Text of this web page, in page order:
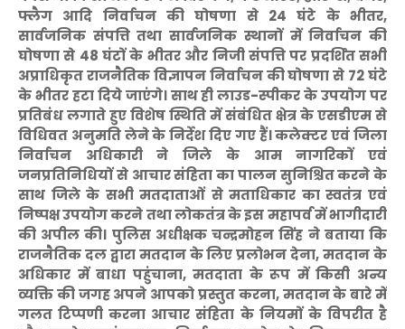
फ्लैग आदि निर्वाचन की घोषणा से 24 घंटे के भीतर,
सार्वजनिक संपत्ति तथा सार्वजनिक स्थानों में निर्वाचन की
घोषणा से 48 घंटों के भीतर और निजी संपत्ति पर प्रदर्शित सभी
अप्राधिकृत राजनैतिक विज्ञापन निर्वाचन की घोषणा से 72 घंटे
के भीतर हटा दिये जाएंगे। साथ ही लाउड-स्पीकर के उपयोग पर
प्रतिबंध लगाते हुए विशेष स्थिति में संबंधित क्षेत्र के एसडीएम से
विधिवत अनुमति लेने के निर्देश दिए गए हैं। कलेक्टर एवं जिला
निर्वाचन अधिकारी ने जिले के आम नागरिकों एवं
जनप्रतिनिधियों से आचार संहिता का पालन सुनिश्चित करने के
साथ जिले के सभी मतदाताओं से मताधिकार का स्वतंत्र एवं
निष्पक्ष उपयोग करने तथा लोकतंत्र के इस महापर्व में भागीदारी
की अपील की। पुलिस अधीक्षक चन्द्रमोहन सिंह ने बताया कि
राजनैतिक दल द्वारा मतदान के लिए प्रलोभन देना, मतदान के
अधिकार में बाधा पहुंचाना, मतदाता के रूप में किसी अन्य
व्यक्ति की जगह अपने आपको प्रस्तुत करना, मतदान के बारे में
गलत टिप्पणी करना आचार संहिता के नियमों के विपरीत है